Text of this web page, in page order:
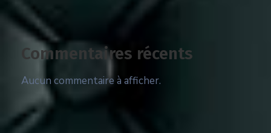
Commentaires récents
Aucun commentaire à afficher.